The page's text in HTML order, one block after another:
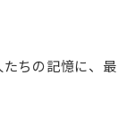
ちの記憶に、最